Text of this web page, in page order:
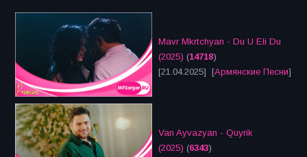
Mavr Mkrtchyan - Du U Eli Du
(2025) (14718)
[21.04.2025] [Армянские Песни]
Van Ayvazyan - Quyrik
(2025) (6343)